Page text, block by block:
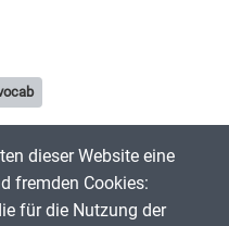
2025
dieser Website eine
fremden Cookies:
für die Nutzung der